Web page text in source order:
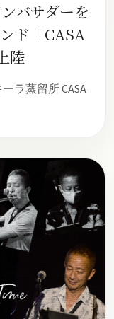
バサダーを
ド「CASA
陸
ラ蒸留所 CASA